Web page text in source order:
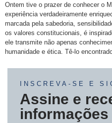
Ontem tive o prazer de conhecer o
experiência verdadeiramente
marcada pela sabedoria,
os valores constitucionais, é
ele transmite não apenas
humanidade e ética. Tê-lo
INSCREVA-SE E
Assine e
informações